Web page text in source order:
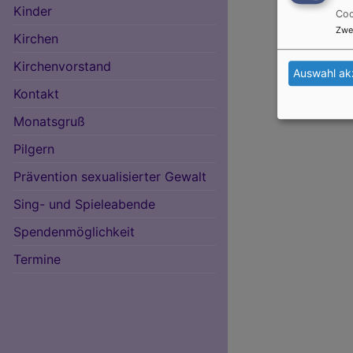
Kinder
Kirchen
Kirchenvorstand
Kontakt
Monatsgruß
Pilgern
Prävention sexualisierter Gewalt
Sing- und Spieleabende
Spendenmöglichkeit
Termine
Auswahl